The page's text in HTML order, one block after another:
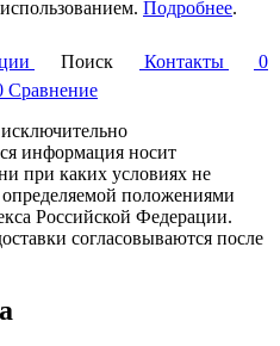
Подробнее.
Поиск Контакты
0
Сравнение
информация носит
при каких условиях не
положениями
Российской Федерации.
согласовываются после